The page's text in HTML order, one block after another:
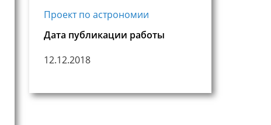
Проект по астрономии
Дата публикации работы
12.12.2018